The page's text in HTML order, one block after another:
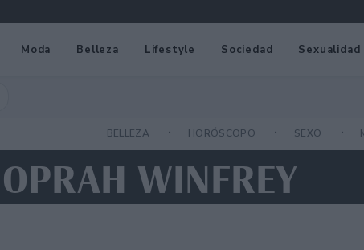
Moda Belleza Lifestyle Sociedad
BELLEZA HORÓSCOPO SEXO
WINFREY